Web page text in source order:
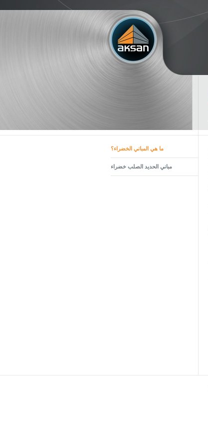
ما هي المباني الخضراء؟
مباني الحديد الصلب خضراء